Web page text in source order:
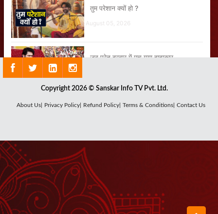
तुम परेशान क्यों हो ?
August 05, 2026
जब प्रेत दरबार में मच गया हाहाकार
जय राधा माधव जय कुंज बिहारी
July 30, 2026
इस बालक को देख गुरुदेव क्यों हो गए इतने
गंभीर?
Copyright 2026 © Sanskar Info TV Pvt. Ltd.
About Us| Privacy Policy| Refund Policy| Terms & Conditions| Contact Us